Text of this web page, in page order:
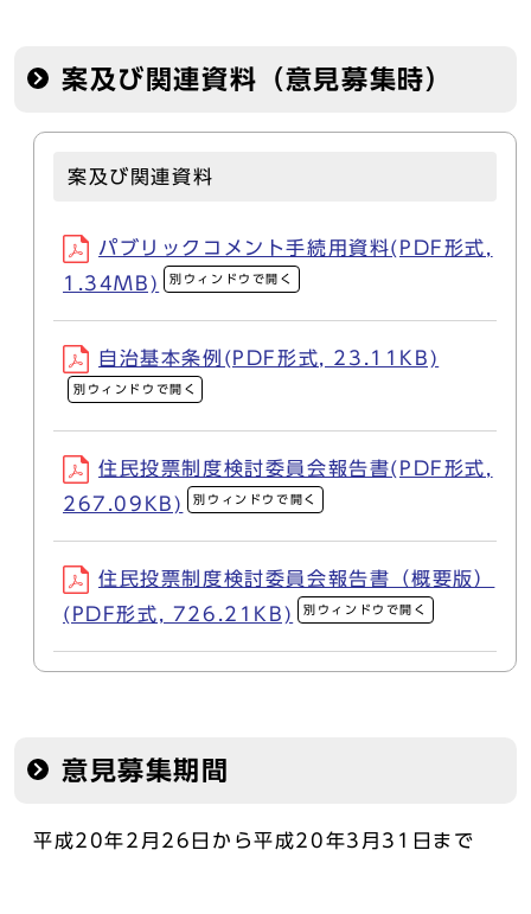
案及び関連資料（意見募集時）
案及び関連資料
パブリックコメント手続用資料(PDF形式,
1.34MB)
別ウィンドウで開く
自治基本条例(PDF形式, 23.11KB)
別ウィンドウで開く
住民投票制度検討委員会報告書(PDF形式,
267.09KB)
別ウィンドウで開く
住民投票制度検討委員会報告書（概要版）
(PDF形式, 726.21KB)
別ウィンドウで開く
意見募集期間
平成20年2月26日から平成20年3月31日まで